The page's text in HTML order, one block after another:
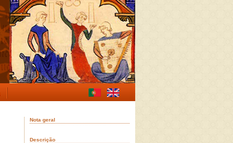
Nota geral
Descrição